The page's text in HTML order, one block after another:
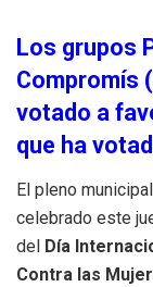
Los grupos
Compromís
votado a
que ha
El pleno
celebrado este
del
Día
Contra las